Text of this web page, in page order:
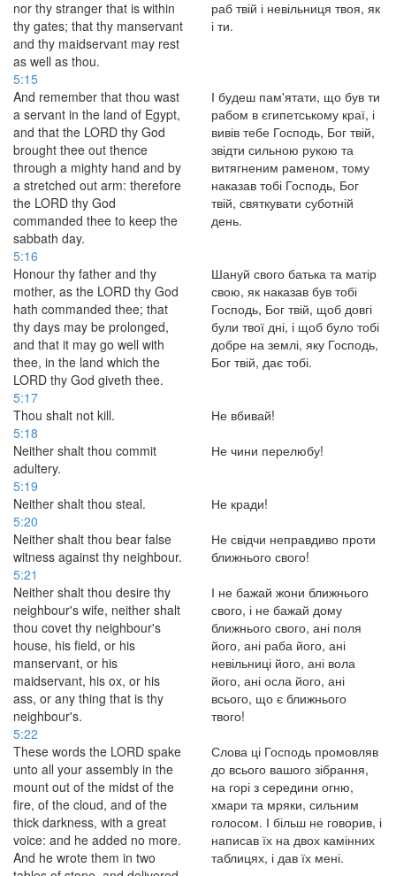
nor thy stranger that is within
thy gates; that thy manservant
and thy maidservant may rest
as well as thou.
раб твій і невільниця твоя, як
і ти.
5:15
And remember that thou wast
a servant in the land of Egypt,
and that the LORD thy God
brought thee out thence
through a mighty hand and by
a stretched out arm: therefore
the LORD thy God
commanded thee to keep the
sabbath day.
І будеш пам'ятати, що був ти
рабом в єгипетському краї, і
вивів тебе Господь, Бог твій,
звідти сильною рукою та
витягненим раменом, тому
наказав тобі Господь, Бог
твій, святкувати суботній
день.
5:16
Honour thy father and thy
mother, as the LORD thy God
hath commanded thee; that
thy days may be prolonged,
and that it may go well with
thee, in the land which the
LORD thy God giveth thee.
Шануй свого батька та матір
свою, як наказав був тобі
Господь, Бог твій, щоб довгі
були твої дні, і щоб було тобі
добре на землі, яку Господь,
Бог твій, дає тобі.
5:17
Thou shalt not kill.
Не вбивай!
5:18
Neither shalt thou commit
adultery.
Не чини перелюбу!
5:19
Neither shalt thou steal.
Не кради!
5:20
Neither shalt thou bear false
witness against thy neighbour.
Не свідчи неправдиво проти
ближнього свого!
5:21
Neither shalt thou desire thy
neighbour's wife, neither shalt
thou covet thy neighbour's
house, his field, or his
manservant, or his
maidservant, his ox, or his
ass, or any thing that is thy
neighbour's.
І не бажай жони ближнього
свого, і не бажай дому
ближнього свого, ані поля
його, ані раба його, ані
невільниці його, ані вола
його, ані осла його, ані
всього, що є ближнього
твого!
5:22
These words the LORD spake
unto all your assembly in the
mount out of the midst of the
fire, of the cloud, and of the
thick darkness, with a great
voice: and he added no more.
And he wrote them in two
Слова ці Господь промовляв
до всього вашого зібрання,
на горі з середини огню,
хмари та мряки, сильним
голосом. І більш не говорив, і
написав їх на двох камінних
таблицях, і дав їх мені.